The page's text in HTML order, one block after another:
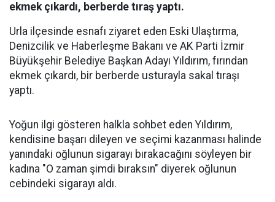
ekmek çıkardı, berberde tıraş yaptı.
Urla ilçesinde esnafı ziyaret eden Eski Ulaştırma,
Denizcilik ve Haberleşme Bakanı ve AK Parti İzmir
Büyükşehir Belediye Başkan Adayı Yıldırım, fırından
ekmek çıkardı, bir berberde usturayla sakal tıraşı
yaptı.
Yoğun ilgi gösteren halkla sohbet eden Yıldırım,
kendisine başarı dileyen ve seçimi kazanması halinde
yanındaki oğlunun sigarayı bırakacağını söyleyen bir
kadına "O zaman şimdi bıraksın" diyerek oğlunun
cebindeki sigarayı aldı.